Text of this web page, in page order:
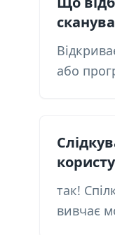
або
так!
вивчає